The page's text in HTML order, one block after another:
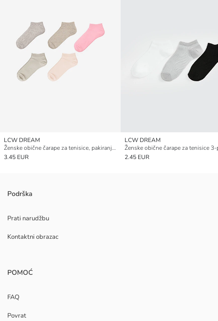
LCW DREAM
Ženske obične čarape za tenisice, pakiranje od 5 komada
3.45 EUR
LCW DREAM
2.45 EUR
Podrška
Prati narudžbu
Kontaktni obrazac
POMOĆ
FAQ
Povrat